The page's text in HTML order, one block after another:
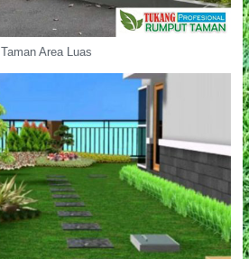
Taman Area Luas